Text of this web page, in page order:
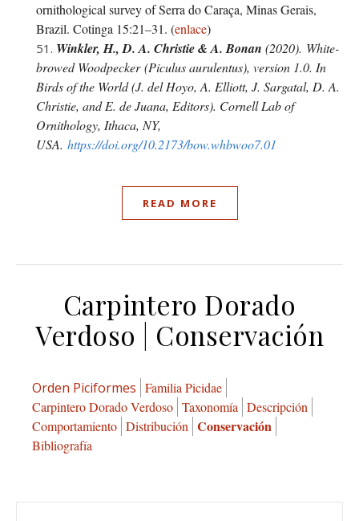
ornithological survey of Serra do Caraça, Minas Gerais,
Brazil. Cotinga 15:21–31. (enlace)
Winkler, H., D. A. Christie&A. Bonan (2020). White-
browed Woodpecker (Piculus aurulentus), version 1.0. In
Birds of the World (J. del Hoyo, A. Elliott, J. Sargatal, D. A.
Christie, and E. de Juana, Editors). Cornell Lab of
Ornithology, Ithaca, NY,
USA. https://doi.org/10.2173/bow.whbwoo7.01
READ MORE
Carpintero Dorado
Verdoso | Conservación
Orden Piciformes Familia Picidae
Carpintero Dorado Verdoso Taxonomía Descripción
Comportamiento Distribución Conservación
Bibliografía